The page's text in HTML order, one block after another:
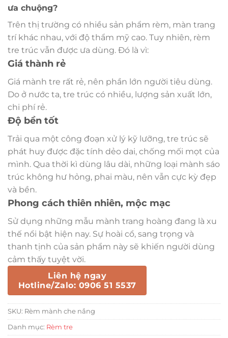
ưa chuộng?
Trên thị trường có nhiều sản phẩm rèm, màn trang
trí khác nhau, với độ thẩm mỹ cao. Tuy nhiên, rèm
tre trúc vẫn được ưa dùng. Đó là vì:
Giá thành rẻ
Giá mành tre rất rẻ, nên phần lớn người tiêu dùng.
Do ở nước ta, tre trúc có nhiều, lượng sản xuất lớn,
chi phí rẻ.
Độ bền tốt
Trải qua một công đoạn xử lý kỹ lưỡng, tre trúc sẽ
phát huy được đặc tính dẻo dai, chống mối mọt của
mình. Qua thời kì dùng lâu dài, những loại mành sáo
trúc không hư hỏng, phai màu, nên vẫn cực kỳ đẹp
và bền.
Phong cách thiên nhiên, mộc mạc
Sử dụng những mẫu mành trang hoàng đang là xu
thế nổi bật hiện nay. Sự hoài cổ, sang trọng và
thanh tịnh của sản phẩm này sẽ khiến người dùng
cảm thấy tuyệt vời.
Liên hệ ngay
Hotline/Zalo: 0906 51 5537
SKU: Rèm mành che nắng
Danh mục: Rèm tre